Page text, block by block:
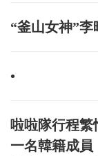
“釜山女神”
•
啦啦隊行程繁
一名韓籍成